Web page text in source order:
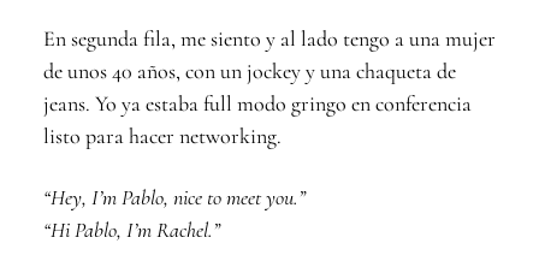
En segunda fila, me siento y al lado tengo a una mujer
de unos 40 años, con un jockey y una chaqueta de
jeans. Yo ya estaba full modo gringo en conferencia
listo para hacer networking.
“Hey, I’m Pablo, nice to meet you.”
“Hi Pablo, I’m Rachel.”